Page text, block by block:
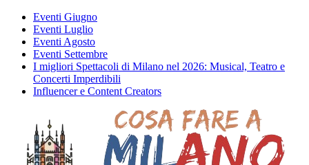
Eventi Giugno
Eventi Luglio
Eventi Agosto
Eventi Settembre
I migliori Spettacoli di Milano nel 2026: Musical, Teatro e
Concerti Imperdibili
Influencer e Content Creators